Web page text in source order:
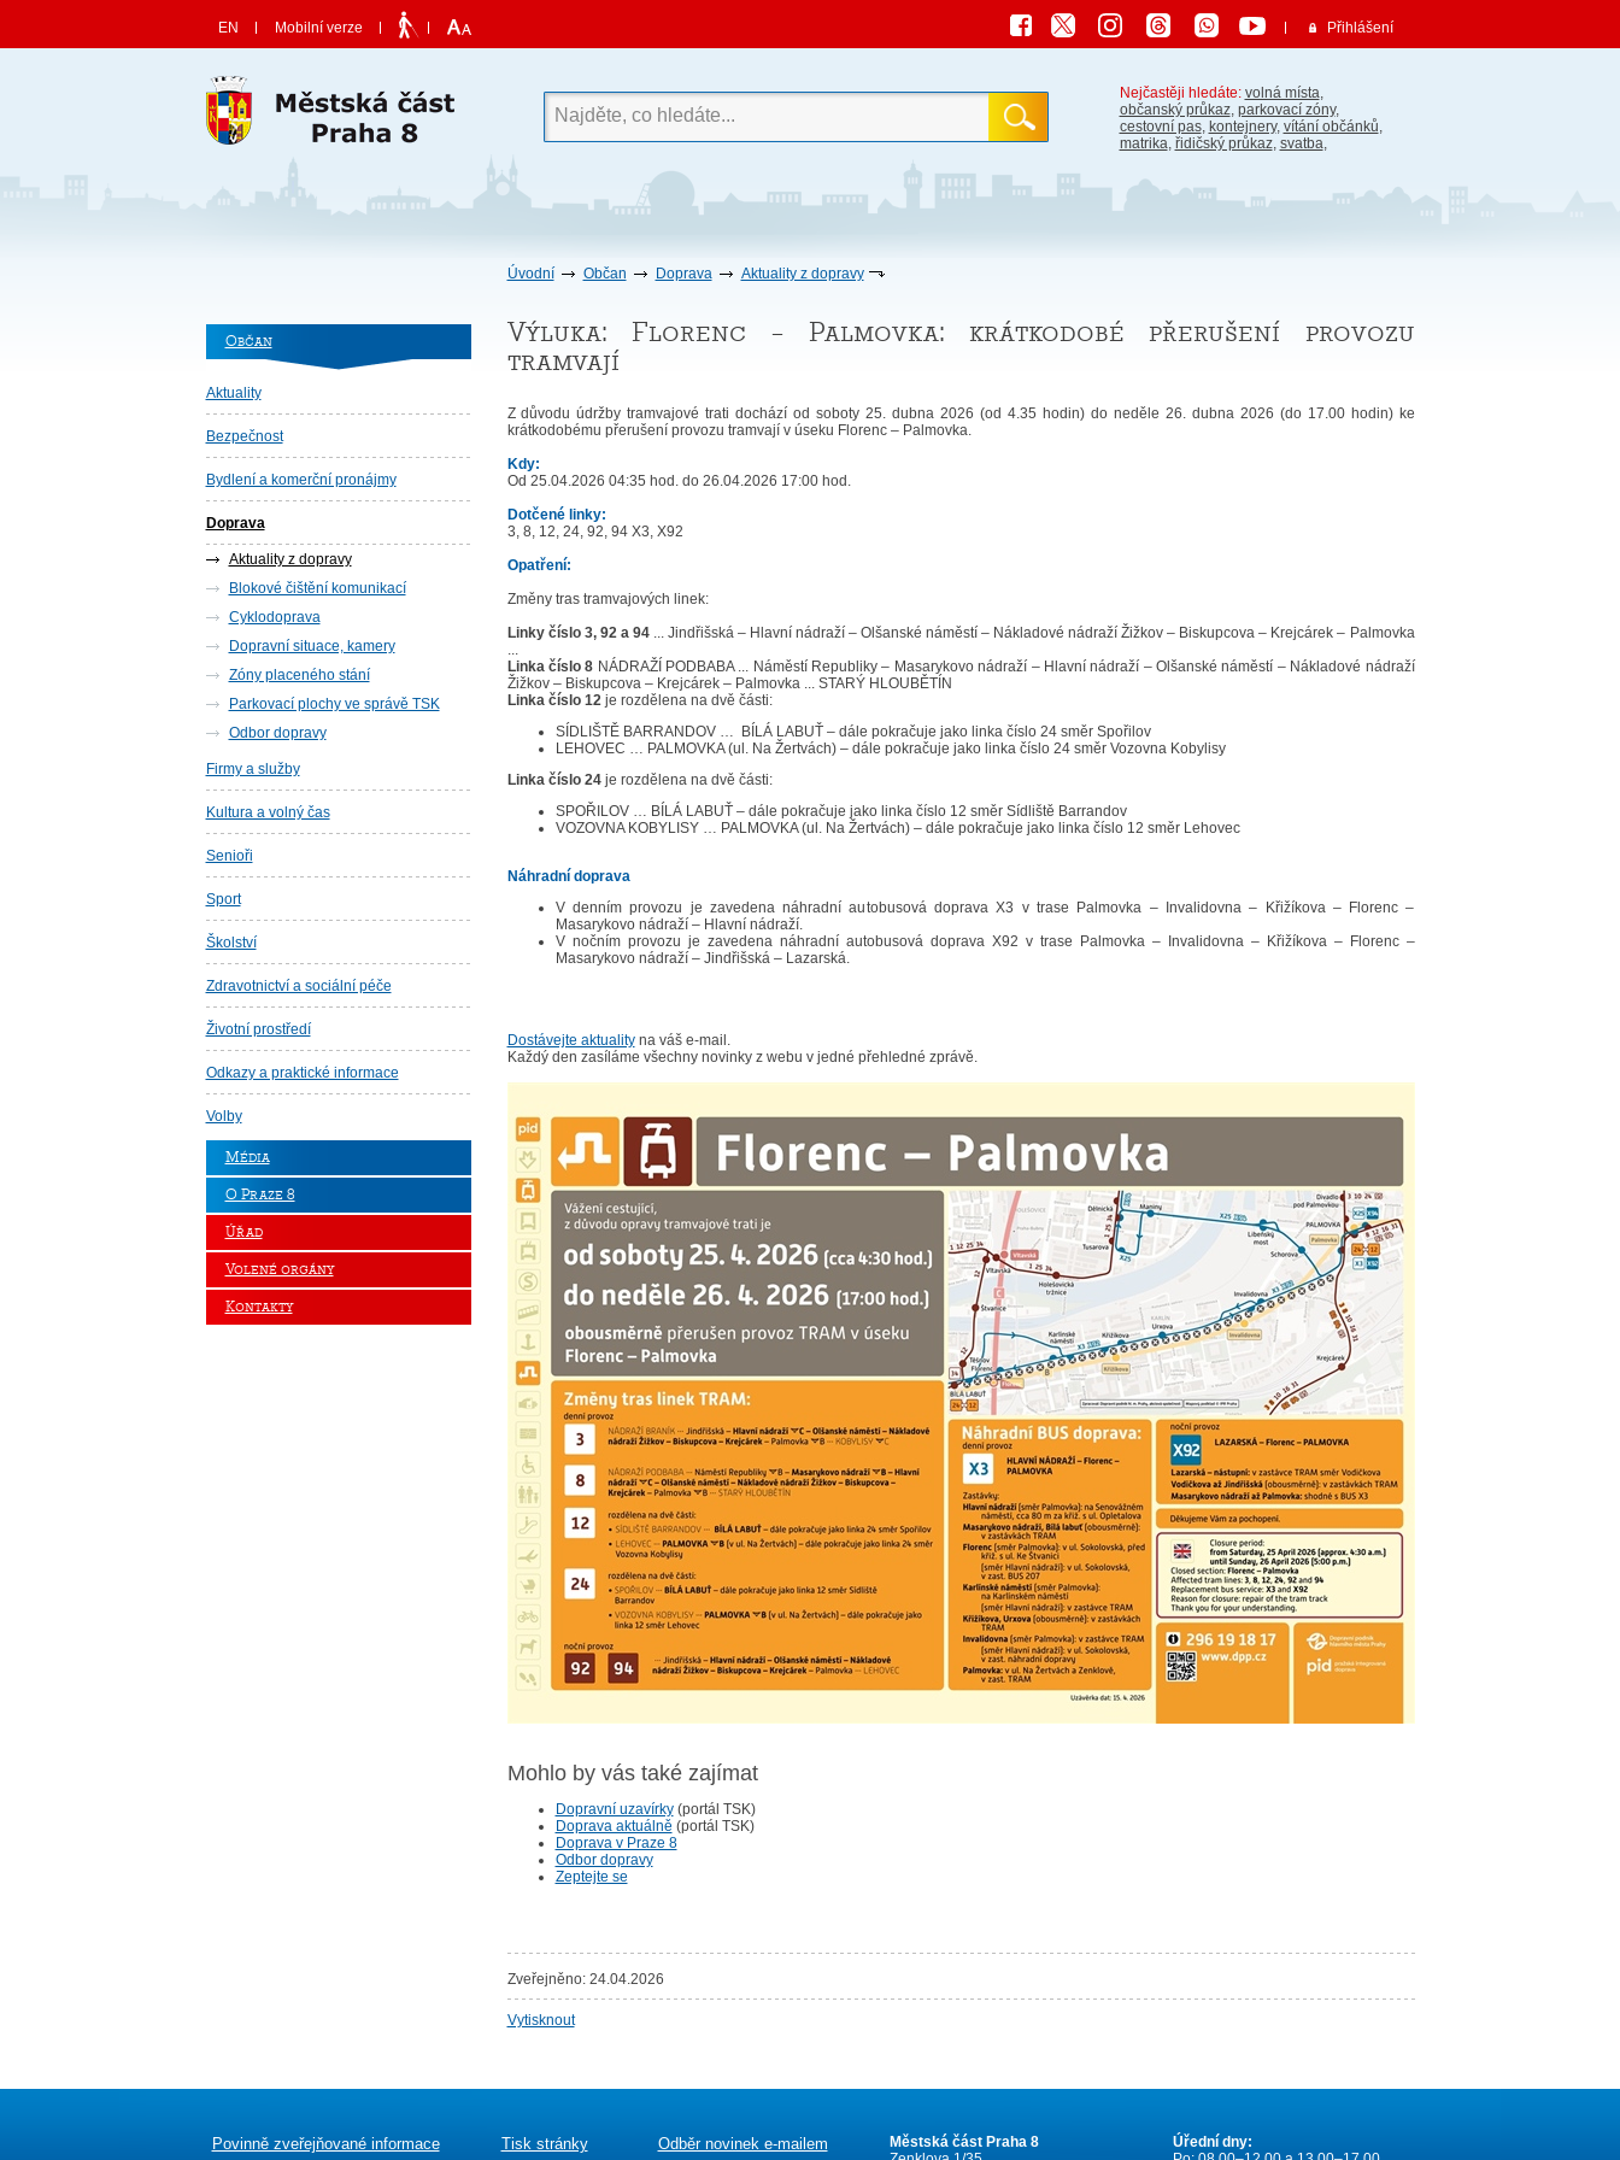
EN Mobilní verze Přihlášení
Nejčastěji hledáte: volná místa,
občanský průkaz, parkovací zóny,
cestovní pas, kontejnery, vítání občánků,
matrika, řidičský průkaz, svatba,
Úvodní Občan Doprava Aktuality z dopravy
Občan
Aktuality
Bezpečnost
Bydlení a komerční pronájmy
Doprava
Aktuality z dopravy
Blokové čištění komunikací
Cyklodoprava
Dopravní situace, kamery
Zóny placeného stání
Parkovací plochy ve správě TSK
Odbor dopravy
Firmy a služby
Kultura a volný čas
Senioři
Sport
Školství
Zdravotnictví a sociální péče
Životní prostředí
Odkazy a praktické informace
Volby
Média
O Praze 8
Úřad
Volené orgány
Kontakty
Výluka: Florenc – Palmovka: krátkodobé přerušení provozu
tramvají
Z důvodu údržby tramvajové trati dochází od soboty 25. dubna 2026 (od 4.35 hodin) do neděle 26. dubna 2026 (do 17.00 hodin) ke
krátkodobému přerušení provozu tramvají v úseku Florenc – Palmovka.
Kdy:
Od 25.04.2026 04:35 hod. do 26.04.2026 17:00 hod.
Dotčené linky:
3, 8, 12, 24, 92, 94 X3, X92
Opatření:
Změny tras tramvajových linek:
Linky číslo 3, 92 a 94... Jindřišská – Hlavní nádraží – Olšanské náměstí – Nákladové nádraží Žižkov – Biskupcova – Krejcárek – Palmovka
...
Linka číslo 8 NÁDRAŽÍ PODBABA ... Náměstí Republiky – Masarykovo nádraží – Hlavní nádraží – Olšanské náměstí – Nákladové nádraží
Žižkov – Biskupcova – Krejcárek – Palmovka ... STARÝ HLOUBĚTÍN
Linka číslo 12je rozdělena na dvě části:
SÍDLIŠTĚ BARRANDOV … BÍLÁ LABUŤ – dále pokračuje jako linka číslo 24 směr Spořilov
LEHOVEC … PALMOVKA (ul. Na Žertvách) – dále pokračuje jako linka číslo 24 směr Vozovna Kobylisy
Linka číslo 24je rozdělena na dvě části:
SPOŘILOV … BÍLÁ LABUŤ – dále pokračuje jako linka číslo 12 směr Sídliště Barrandov
VOZOVNA KOBYLISY … PALMOVKA (ul. Na Žertvách) – dále pokračuje jako linka číslo 12 směr Lehovec
Náhradní doprava
V denním provozu je zavedena náhradní autobusová doprava X3 v trase Palmovka – Invalidovna – Křižíkova – Florenc –
Masarykovo nádraží – Hlavní nádraží.
V nočním provozu je zavedena náhradní autobusová doprava X92 v trase Palmovka – Invalidovna – Křižíkova – Florenc –
Masarykovo nádraží – Jindřišská – Lazarská.
Dostávejte aktualityna váš e-mail.
Každý den zasíláme všechny novinky z webu v jedné přehledné zprávě.
Mohlo by vás také zajímat
Dopravní uzavírky(portál TSK)
Doprava aktuálně (portál TSK)
Doprava v Praze 8
Odbor dopravy
Zeptejte se
Zveřejněno: 24.04.2026
Vytisknout
Povinně zveřejňované informace Tisk stránky Odběr novinek e-mailem
Městská část Praha 8
Úřední dny: